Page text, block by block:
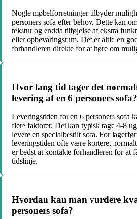
Nogle møbelforretninger tilbyder
personers sofa efter behov. Dette kan
tekstur og endda tilføjelse af ekstra
eller opbevaringsrum. Det er altid en
forhandleren direkte for at høre om
Hvor lang tid tager det
levering af en 6 personers sofa?
Leveringstiden for en 6 personers sofa
flere faktorer. Det kan typisk tage 4-8
levere en specialbestilt sofa. For
leveringstiden ofte være kortere,
er bedst at kontakte forhandleren for at
tidslinje.
Hvordan kan man vurdere
personers sofa?